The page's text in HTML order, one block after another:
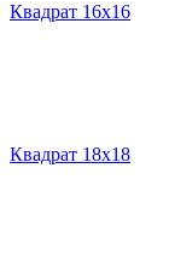
Квадрат 16х16
Квадрат 18х18